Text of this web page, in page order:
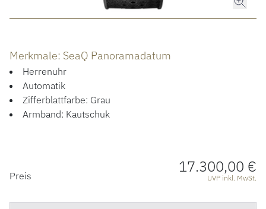
HOCHZEIT
ÜBER UNS
Merkmale: SeaQ Panoramadatum
Herrenuhr
Automatik
Zifferblattfarbe: Grau
Armband: Kautschuk
PREISINFORMATIONEN
Preis 17.300,00 €
UVP inkl. MwSt.